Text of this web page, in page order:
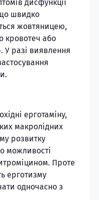
дисфункції
що швидко
жовтяницею,
кровотеч або
У разі виявлення
ерготаміну,
макролідних
розвитку
можливості
Проте
ерготизму
одночасно з